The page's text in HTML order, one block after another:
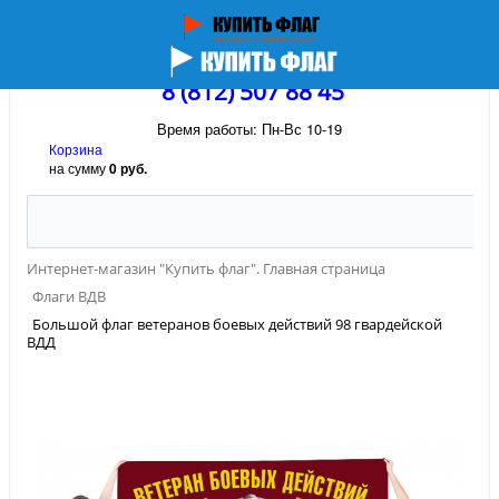
8 (812) 507 88 45
Время работы: Пн-Вс 10-19
Корзина
на сумму0 руб.
Интернет-магазин "Купить флаг". Главная страница
Флаги ВДВ
Большой флаг ветеранов боевых действий 98 гвардейской
ВДД